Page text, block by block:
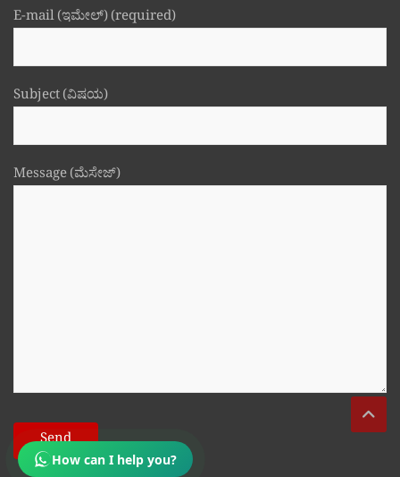
E-mail (ಇಮೇಲ್) (required)
Subject (ವಿಷಯ)
Message (ಮೆಸೇಜ್)
How can I help you?